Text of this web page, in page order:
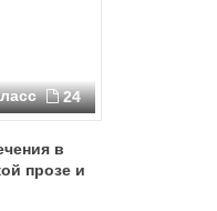
24
в
прозе и